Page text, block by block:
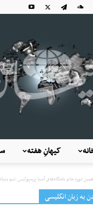
کیهانِ هفته
دوره جام باشگاه‌های آسیا پرسپولیس ،تیم
به زبان انگلیسی